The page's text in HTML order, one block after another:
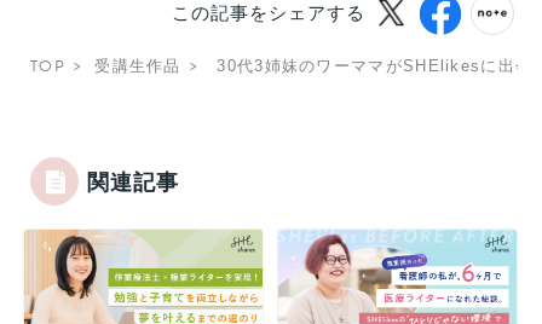
この記事をシェアする
TOP 受講生作品 30代3姉妹のワーママがSHElikesに出会
関連記事